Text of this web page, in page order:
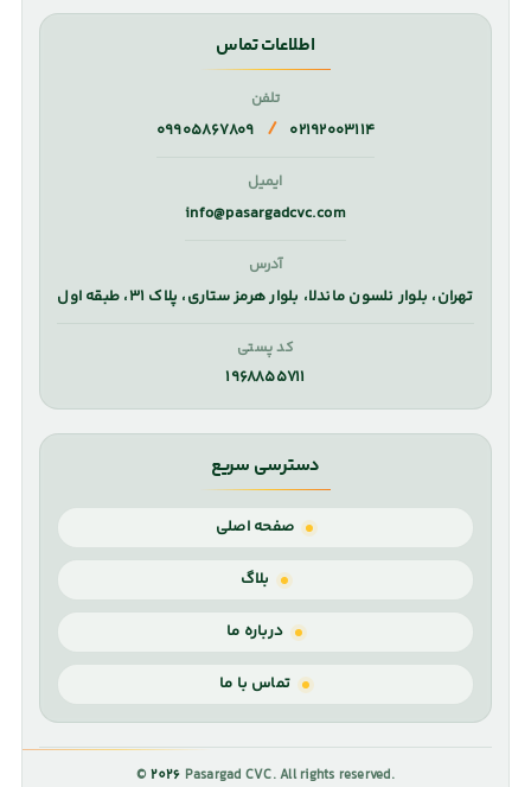
اطلاعات تماس
تلفن
۰۲۱۹۲۰۰۳۱۱۴ / ۰۹۹۰۵۸۶۷۸۰۹
ایمیل
info@pasargadcvc.com
آدرس
تهران، بلوار نلسون ماندلا، بلوار هرمز ستاری، پلاک ۳۱، طبقه اول
کد پستی
۱۹۶۸۸۵۵۷۱۱
دسترسی سریع
صفحه اصلی
بلاگ
درباره ما
تماس با ما
© 2026 Pasargad CVC. All rights reserved.